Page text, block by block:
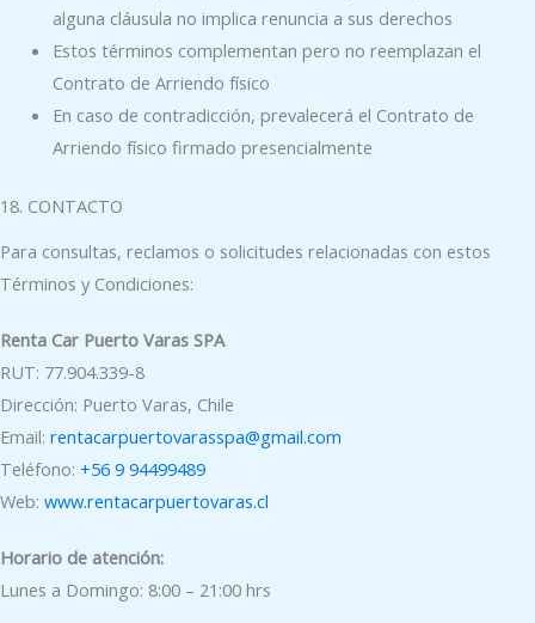
alguna cláusula no implica renuncia a sus derechos
Estos términos complementan pero no reemplazan el
Contrato de Arriendo físico
En caso de contradicción, prevalecerá el Contrato de
Arriendo físico firmado presencialmente
18. CONTACTO
Para consultas, reclamos o solicitudes relacionadas con estos
Términos y Condiciones:
Renta Car Puerto Varas SPA
RUT: 77.904.339-8
Dirección: Puerto Varas, Chile
Email: rentacarpuertovarasspa@gmail.com
Teléfono: +56 9 94499489
Web: www.rentacarpuertovaras.cl
Horario de atención:
Lunes a Domingo: 8:00 – 21:00 hrs